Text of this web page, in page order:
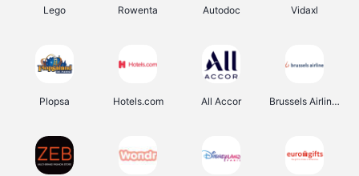
Lego Rowenta Autodoc Vidaxl
Plopsa Hotels.com All Accor Brussels Airlines